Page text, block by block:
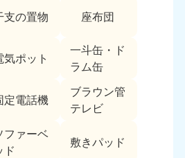
支の置物 座布団
気ポット
一斗缶・ド
ラム缶
定電話機
ブラウン管
テレビ
ファーベ
ド
敷きパッド
休
050-1880-9890
9:00〜19:00 年中無休
沖縄県
050-1880-9887